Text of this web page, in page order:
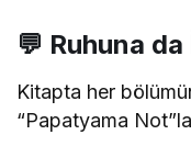
💬 Ruhuna
Kitapta her
“Papatyama